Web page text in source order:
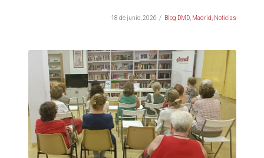
18 de junio, 2026 Blog DMD, Madrid Noticias